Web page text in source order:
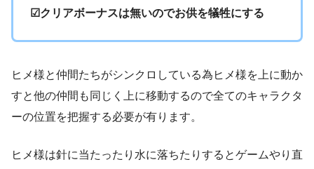
☑クリアボーナスは無いのでお供を犠牲にする
ヒメ様と仲間たちがシンクロしている為ヒメ様を上に動か
すと他の仲間も同じく上に移動するので全てのキャラクタ
ーの位置を把握する必要が有ります。
ヒメ様は針に当たったり水に落ちたりするとゲームやり直